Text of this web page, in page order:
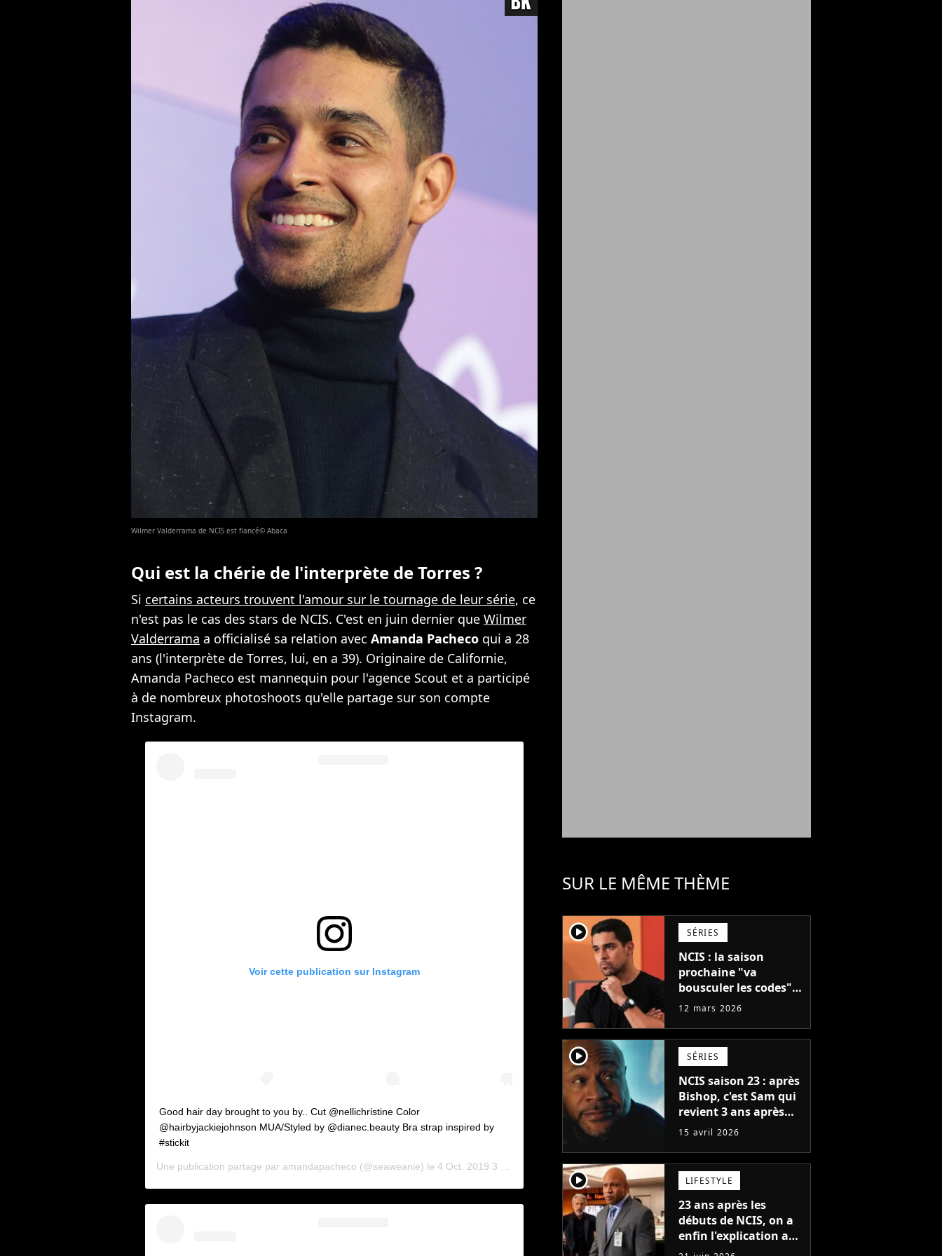
Wilmer Valderrama de NCIS est fiancé© Abaca
Qui est la chérie de l'interprète de Torres ?
Si certains acteurs trouvent l'amour sur le tournage de leur série, ce
n'est pas le cas des stars de NCIS. C'est en juin dernier que Wilmer
Valderrama a officialisé sa relation avec Amanda Pacheco qui a 28
ans (l'interprète de Torres, lui, en a 39). Originaire de Californie,
Amanda Pacheco est mannequin pour l'agence Scout et a participé
à de nombreux photoshoots qu'elle partage sur son compte
Instagram.
Voir cette publication sur Instagram
Good hair day brought to you by.. Cut @nellichristine Color
@hairbyjackiejohnson MUA/Styled by @dianec.beauty Bra strap inspired by
#stickit
Une publication partage par amandapacheco (@seaweanie) le 4 Oct. 2019 3 :07 PDT
SUR LE MÊME THÈME
player2 SÉRIES
NCIS : la saison
prochaine "va
bousculer les codes" !
Wilmer Valdemarra
décisif"
12 mars 2026
player2 SÉRIES
NCIS saison 23 : après
Bishop, c'est Sam qui
revient 3 ans après
l'annulation de NCIS
15 avril 2026
player2 LIFESTYLE
23 ans après les
débuts de NCIS, on a
enfin l'explication au
mystère qui énerve